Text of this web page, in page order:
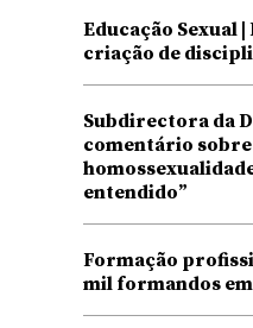
Educação Sexual |
criação de
Subdirectora da
comentário sobre
entendido”
Formação
mil formandos em